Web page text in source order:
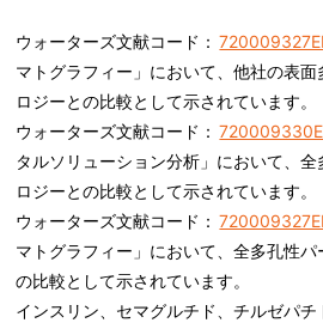
ウォーターズ文献コード：
マトグラフィー」において、他社の表
ロジーとの比較として示されています。
ウォーターズ文献コード：
タルソリューション分析」において、
ロジーとの比較として示されています。
ウォーターズ文献コード：
マトグラフィー」において、全多孔性
の比較として示されています。
インスリン、セマグルチド、チルゼパ